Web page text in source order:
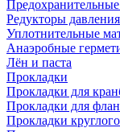
Редукторы давления
Уплотнительные
Анаэробные
Лён и паста
Прокладки
Прокладки для
Прокладки для
Прокладки